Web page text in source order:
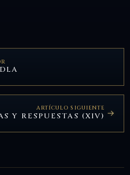
ARTÍCULO SIGUIENTE
Y RESPUESTAS (XIV)